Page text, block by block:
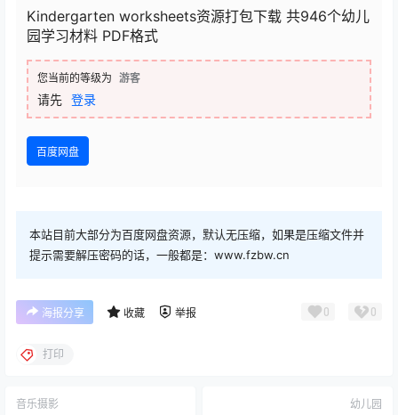
Kindergarten worksheets资源打包下载 共946个幼儿
园学习材料 PDF格式
您当前的等级为 游客
请先 登录
百度网盘
本站目前大部分为百度网盘资源，默认无压缩，如果是压缩文件并
提示需要解压密码的话，一般都是：www.fzbw.cn
海报分享 收藏 举报 0 0
打印
音乐摄影 幼儿园